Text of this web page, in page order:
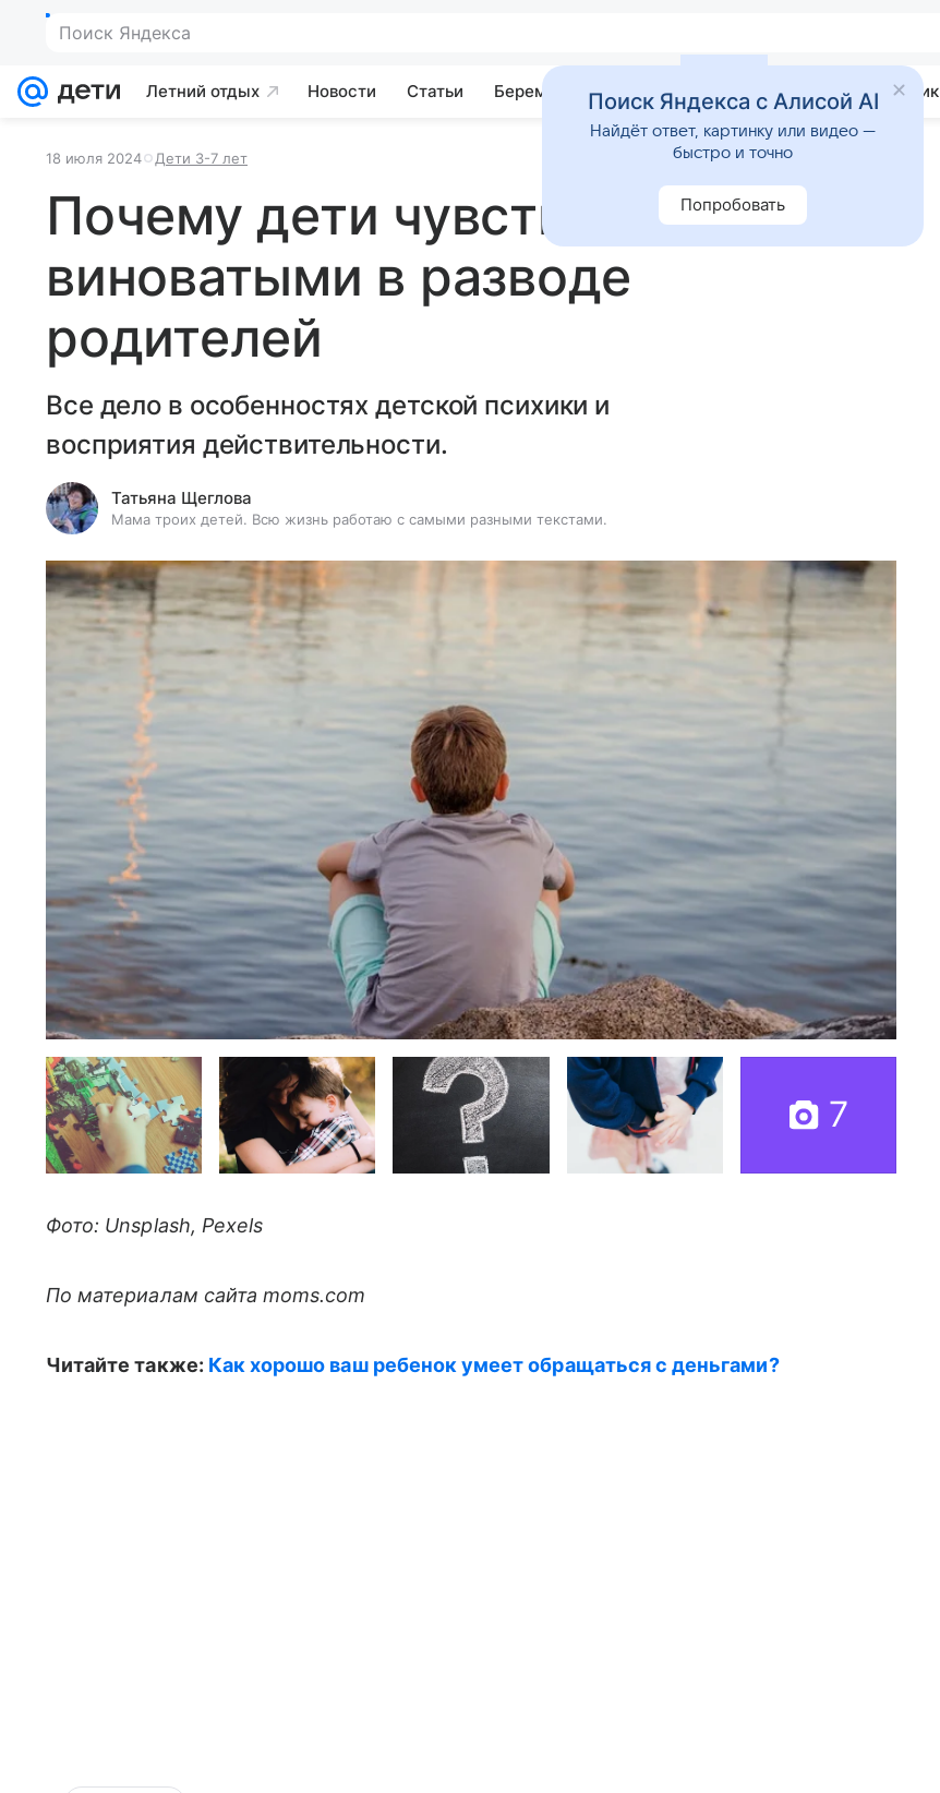
Летний отдых Новости Статьи Беременность Развитие Почемучка Учебник
18 июля 2024 Дети 3-7 лет
Почему дети чувствуют себя
виноватыми в разводе
родителей
Все дело в особенностях детской психики и
восприятия действительности.
Татьяна Щеглова
Мама троих детей. Всю жизнь работаю с самыми разными текстами.
7
Фото: Unsplash, Pexels
По материалам сайта moms.com
Читайте также: Как хорошо ваш ребенок умеет обращаться с деньгами?
Поиск Яндекса с Алисой AI
Найдёт ответ, картинку или видео —
быстро и точно
Попробовать